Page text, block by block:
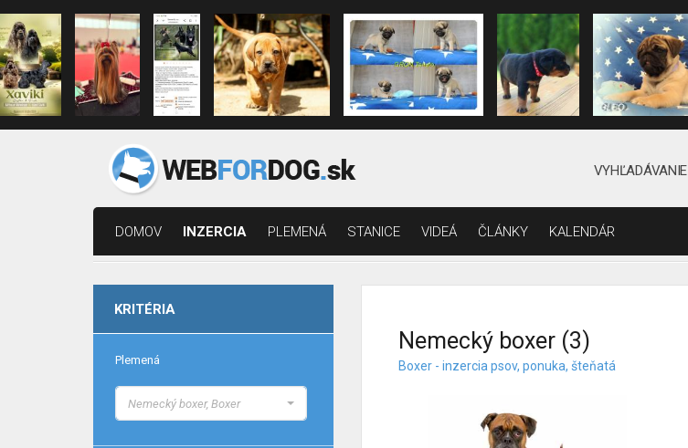
VYHĽADÁVANIE
DOMOV INZERCIA PLEMENÁ STANICE VIDEÁ ČLÁNKY KALENDÁR
KRITÉRIA
Plemená
Nemecký boxer, Boxer
Nemecký boxer (3)
Boxer - inzercia psov, ponuka, šteňatá